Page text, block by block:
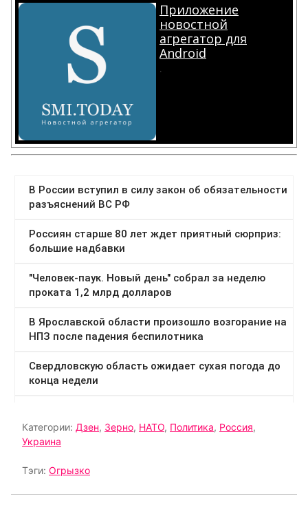
Приложение
новостной
агрегатор для
Android
.
Категории: Дзен, Зерно, НАТО, Политика, Россия,
Украина
Тэги: Огрызко